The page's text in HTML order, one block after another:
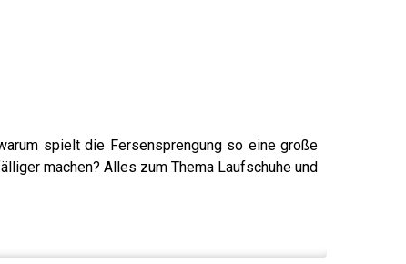
spielt die Fersensprengung so eine große
machen? Alles zum Thema Laufschuhe und